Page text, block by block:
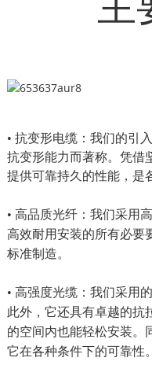
• 抗变形电缆：我们的引
抗变形能力而著称。凭借
提供可靠持久的性能，是
• 高品质光纤：我们采用
高效耐用安装的所有必要
标准制造。
• 高强度光缆：我们采用
此外，它还具有卓越的抗
的空间内也能轻松安装。
它在各种条件下的可靠性。